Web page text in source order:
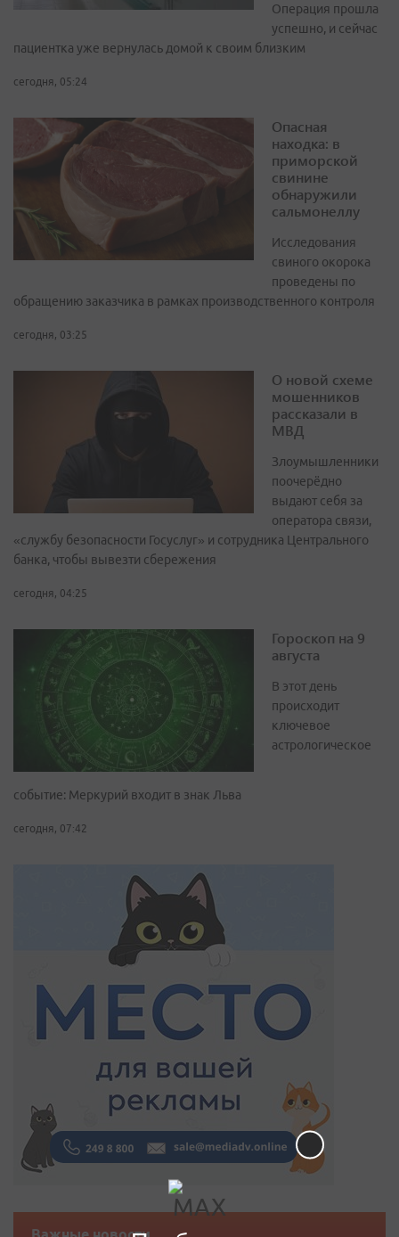
Операция прошла
успешно, и сейчас
пациентка уже вернулась домой к своим близким
сегодня, 05:24
Опасная
находка: в
приморской
свинине
обнаружили
сальмонеллу
Исследования
свиного окорока
проведены по
обращению заказчика в рамках производственного контроля
сегодня, 03:25
О новой схеме
мошенников
рассказали в
МВД
Злоумышленники
поочерёдно
выдают себя за
оператора связи,
«службу безопасности Госуслуг» и сотрудника Центрального
банка, чтобы вывезти сбережения
сегодня, 04:25
Гороскоп на 9
августа
В этот день
происходит
ключевое
астрологическое
событие: Меркурий входит в знак Льва
сегодня, 07:42